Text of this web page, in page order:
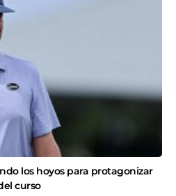
los hoyos para protagonizar
curso